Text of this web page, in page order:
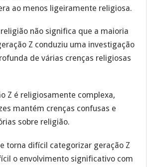
ao menos ligeiramente religiosa.
não significa que a maioria
Z conduziu uma investigação
de várias crenças religiosas
Z é religiosamente complexa,
mantém crenças confusas e
sobre religião.
torna difícil categorizar geração Z
o envolvimento significativo com